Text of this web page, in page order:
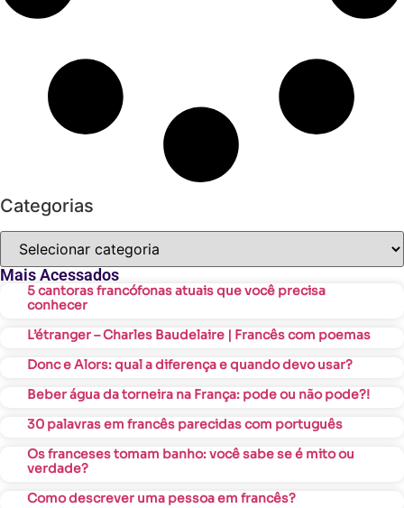
Categorias
Mais Acessados
5 cantoras francófonas atuais que você precisa
conhecer
L’étranger – Charles Baudelaire | Francês com poemas
Donc e Alors: qual a diferença e quando devo usar?
Beber água da torneira na França: pode ou não pode?!
30 palavras em francês parecidas com português
Os franceses tomam banho: você sabe se é mito ou
verdade?
Como descrever uma pessoa em francês?